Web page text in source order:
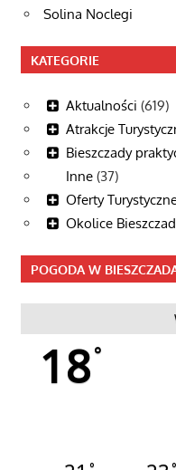
Solina Noclegi
KATEGORIE
Aktualności (619)
Atrakcje
Bieszczady
Inne (37)
Oferty
Okolice
POGODA W
18°